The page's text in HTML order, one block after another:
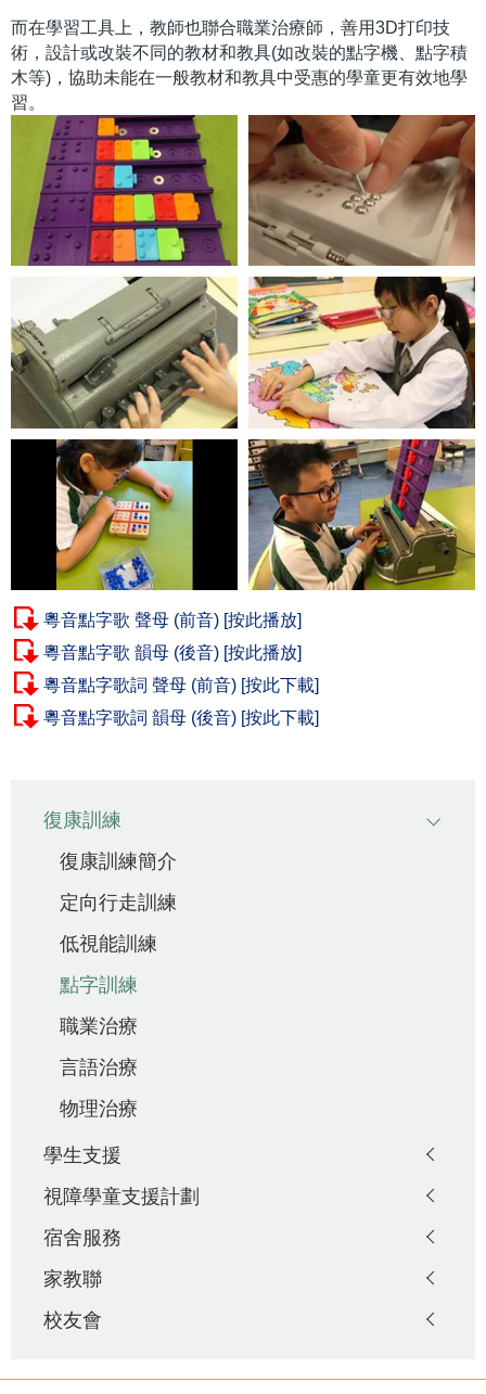
而在學習工具上，教師也聯合職業治療師，善用3D打印技
術，設計或改裝不同的教材和教具(如改裝的點字機、點字積
木等)，協助未能在一般教材和教具中受惠的學童更有效地學
習。
粵音點字歌 聲母 (前音) [按此播放]
粵音點字歌 韻母 (後音) [按此播放]
粵音點字歌詞 聲母 (前音) [按此下載]
粵音點字歌詞 韻母 (後音) [按此下載]
navigation
復康訓練
復康訓練簡介
定向行走訓練
低視能訓練
點字訓練
職業治療
言語治療
物理治療
學生支援
視障學童支援計劃
宿舍服務
家教聯
校友會